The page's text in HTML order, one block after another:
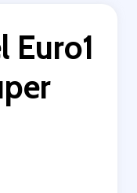
Euro1